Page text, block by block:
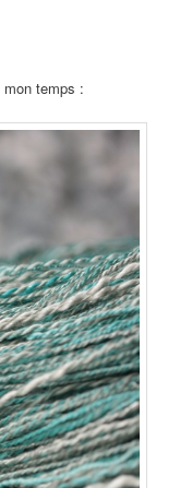
temps :